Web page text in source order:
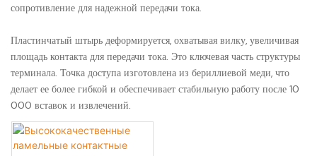
сопротивление для надежной передачи тока.
Пластинчатый штырь деформируется, охватывая вилку, увеличивая
площадь контакта для передачи тока. Это ключевая часть структуры
терминала. Точка доступа изготовлена ​​из бериллиевой меди, что
делает ее более гибкой и обеспечивает стабильную работу после 10
000 вставок и извлечений.